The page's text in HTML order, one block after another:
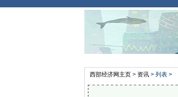
西部经济网主页 > 资讯 > 列表 >